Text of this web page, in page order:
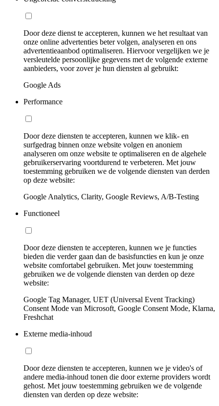
Door deze dienst te accepteren, kunnen we het resultaat van
onze online advertenties beter volgen, analyseren en ons
advertentieaanbod optimaliseren. Hiervoor vergelijken we je
versleutelde persoonlijke gegevens met de volgende externe
aanbieders, voor zover je hun diensten al gebruikt:
Google Ads
Performance
Door deze diensten te accepteren, kunnen we klik- en
surfgedrag binnen onze website volgen en anoniem
analyseren om onze website te optimaliseren en de algehele
gebruikerservaring voortdurend te verbeteren. Met jouw
toestemming gebruiken we de volgende diensten van derden
op deze website:
Google Analytics, Clarity, Google Reviews, A/B-Testing
Functioneel
Door deze diensten te accepteren, kunnen we je functies
bieden die verder gaan dan de basisfuncties en kun je onze
website comfortabel gebruiken. Met jouw toestemming
gebruiken we de volgende diensten van derden op deze
website:
Google Tag Manager, UET (Universal Event Tracking)
Consent Mode van Microsoft, Google Consent Mode, Klarna,
Freshchat
Externe media-inhoud
Door deze diensten te accepteren, kunnen we je video's of
andere media-inhoud tonen die door externe providers wordt
gehost. Met jouw toestemming gebruiken we de volgende
diensten van derden op deze website: